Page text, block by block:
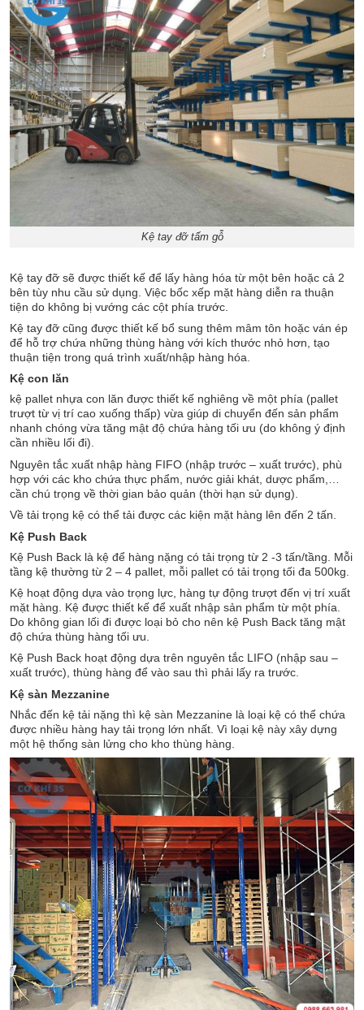
Kệ tay đỡ tấm gỗ
Kệ tay đỡ sẽ được thiết kế để lấy hàng hóa từ một bên hoặc cả 2
bên tùy nhu cầu sử dụng. Việc bốc xếp mặt hàng diễn ra thuận
tiện do không bị vướng các cột phía trước.
Kệ tay đỡ cũng được thiết kế bổ sung thêm mâm tôn hoặc ván ép
để hỗ trợ chứa những thùng hàng với kích thước nhỏ hơn, tạo
thuận tiện trong quá trình xuất/nhập hàng hóa.
Kệ con lăn
kệ pallet nhựa con lăn được thiết kế nghiêng về một phía (pallet
trượt từ vị trí cao xuống thấp) vừa giúp di chuyển đến sản phẩm
nhanh chóng vừa tăng mật độ chứa hàng tối ưu (do không ý định
cần nhiều lối đi).
Nguyên tắc xuất nhập hàng FIFO (nhập trước – xuất trước), phù
hợp với các kho chứa thực phẩm, nước giải khát, dược phẩm,…
cần chú trọng về thời gian bảo quản (thời hạn sử dụng).
Về tải trọng kệ có thể tải được các kiện mặt hàng lên đến 2 tấn.
Kệ Push Back
Kệ Push Back là kệ để hàng nặng có tải trọng từ 2 -3 tấn/tầng. Mỗi
tầng kệ thường từ 2 – 4 pallet, mỗi pallet có tải trọng tối đa 500kg.
Kệ hoạt động dựa vào trọng lực, hàng tự động trượt đến vị trí xuất
mặt hàng. Kệ được thiết kế để xuất nhập sản phẩm từ một phía.
Do không gian lối đi được loại bỏ cho nên kệ Push Back tăng mật
độ chứa thùng hàng tối ưu.
Kệ Push Back hoạt động dựa trên nguyên tắc LIFO (nhập sau –
xuất trước), thùng hàng để vào sau thì phải lấy ra trước.
Kệ sàn Mezzanine
Nhắc đến kệ tải nặng thì kệ sàn Mezzanine là loại kệ có thể chứa
được nhiều hàng hay tải trọng lớn nhất. Vì loại kệ này xây dựng
một hệ thống sàn lửng cho kho thùng hàng.